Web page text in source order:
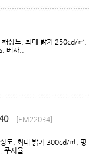
상도, 최대 밝기 250cd/㎡,
베사..
[EM22034]
도, 최대 밝기 300cd/㎡, 명
사율 ..